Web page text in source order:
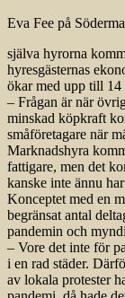
Eva Fee på
själva hyrorna
hyresgästernas
ökar med upp till 14
– Frågan är när
minskad köpkraft
småföretagare när
Marknadshyra
fattigare, men det
kanske inte ännu
Konceptet med en
begränsat antal
pandemin och
– Vore det inte för
i en rad städer.
av lokala protester